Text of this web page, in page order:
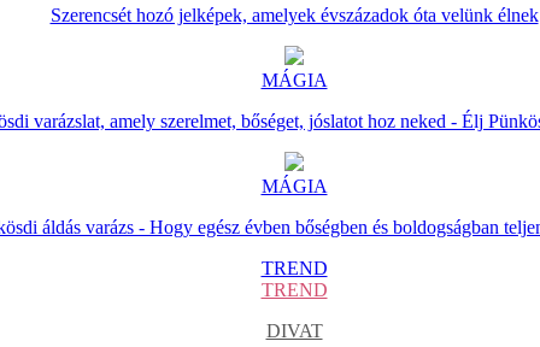
Szerencsét hozó jelképek, amelyek évszázadok óta velünk élnek
MÁGIA
varázslat, amely szerelmet, bőséget, jóslatot hoz neked - Élj
MÁGIA
áldás varázs - Hogy egész évben bőségben és boldogságban
TREND
TREND
DIVAT